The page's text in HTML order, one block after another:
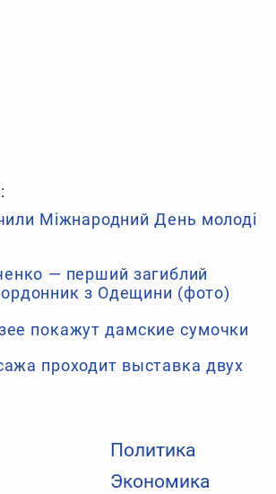
Политика
Экономика
Міжнародний День молоді
— перший загиблий
з Одещини (фото)
покажут дамские сумочки
проходит выставка двух